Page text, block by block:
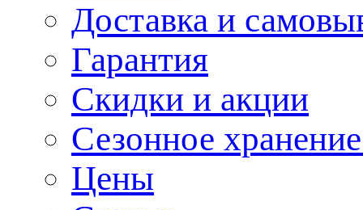
Доставка и
Гарантия
Скидки и акции
Сезонное
Цены